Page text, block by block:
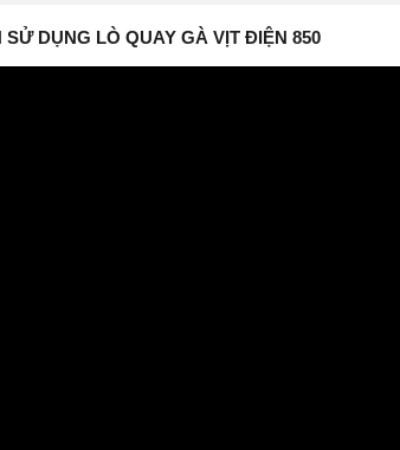
DỤNG LÒ QUAY GÀ VỊT ĐIỆN 850